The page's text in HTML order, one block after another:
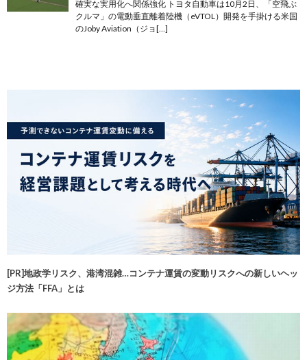
確実な実用化へ関係強化 トヨタ自動車は10月2日、「空飛ぶ
クルマ」の電動垂直離着陸機（eVTOL）開発を手掛ける米国
のJoby Aviation（ジョ[…]
[PR]地政学リスク、港湾混雑…コンテナ運賃の変動リスクへの新しいヘッ
ジ方法「FFA」とは